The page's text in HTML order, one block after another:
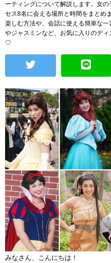
ーティングについて解説します。女
セス8名に会える場所と時間をまとめ
楽しむ方法や、会話に使える簡単な
やジャスミンなど、お気に入りのデ
♡
みなさん、こんにちは！